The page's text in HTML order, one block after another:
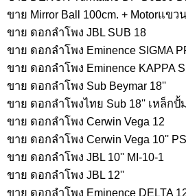
ขาย Mirror Ball 100cm. + Motorแขว
ขาย ดอกลำโพง JBL SUB 18
ขาย ดอกลำโพง Eminence SIGMA
ขาย ดอกลำโพง Eminence KAPPA
ขาย ดอกลำโพง Sub Beymar 18''
ขาย ดอกลำโพงไทย Sub 18'' เหล็กปั้
ขาย ดอกลำโพง Cerwin Vega 12
ขาย ดอกลำโพง Cerwin Vega 10''
ขาย ดอกลำโพง JBL 10'' MI-10-1
ขาย ดอกลำโพง JBL 12''
ขาย ดอกลำโพง Eminence DELTA